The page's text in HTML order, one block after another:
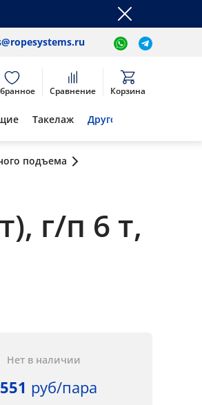
Сравнение Корзина
Такелаж Другое
подъема
г/п 6 т,
Нет в наличии
руб/пара